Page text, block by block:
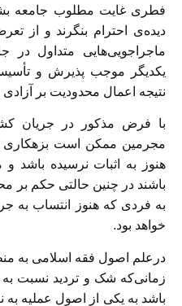
فطری غایت مطلوب جامعه
دیده‌ی احترام بنگرند و از
ماجراجویی‌هایی متداول در
یکدیگر موجب پذیرش و
نتیجه اعمال محدودیت بر
با فرض مذکور در جریان
مجرمین ممکن است بزهکاری
هنوز به اثبات نرسیده باشد
باشند در چنین حالتی حکم بر
به فردی که هنوز انتساب به
خواهد بود.
درعلم اصول فقه اسلامی به
زمانی‌که شک و تردید نسبت به
باشد به یکی از اصول عملیه